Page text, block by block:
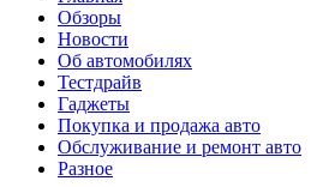
Обзоры
Новости
Об автомобилях
Тестдрайв
Гаджеты
Покупка и продажа авто
Обслуживание и ремонт авто
Разное